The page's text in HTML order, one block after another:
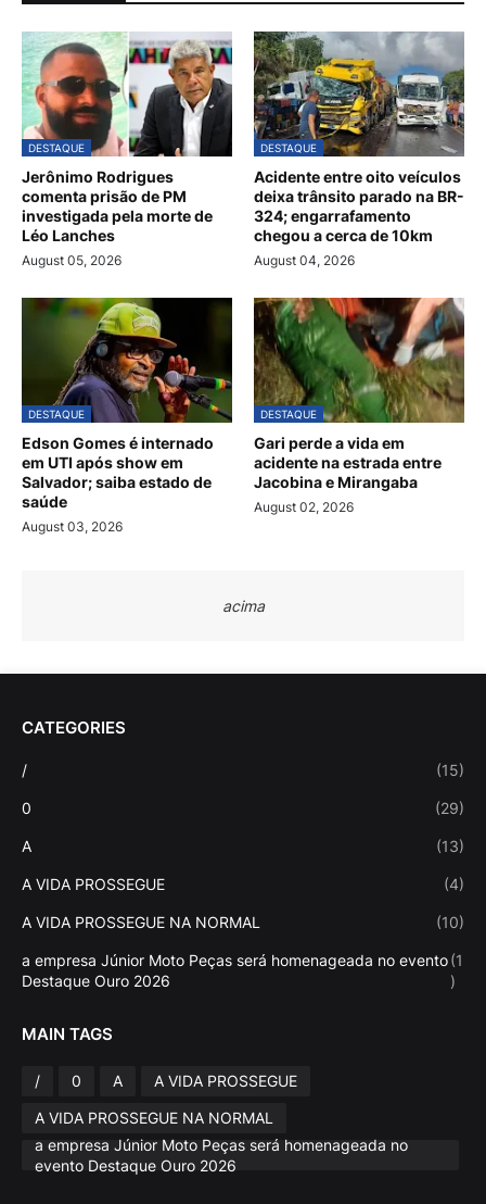
DESTAQUE
Jerônimo Rodrigues
comenta prisão de PM
investigada pela morte de
Léo Lanches
August 05, 2026
DESTAQUE
Acidente entre oito veículos
deixa trânsito parado na BR-
324; engarrafamento
chegou a cerca de 10km
August 04, 2026
DESTAQUE
Edson Gomes é internado
em UTI após show em
Salvador; saiba estado de
saúde
August 03, 2026
DESTAQUE
Gari perde a vida em
acidente na estrada entre
Jacobina e Mirangaba
August 02, 2026
acima
CATEGORIES
/ (15)
0 (29)
A (13)
A VIDA PROSSEGUE (4)
A VIDA PROSSEGUE NA NORMAL (10)
a empresa Júnior Moto Peças será homenageada no evento
Destaque Ouro 2026
(1
)
MAIN TAGS
/ 0 A
A VIDA PROSSEGUE
A VIDA PROSSEGUE NA NORMAL
a empresa Júnior Moto Peças será homenageada no
evento Destaque Ouro 2026